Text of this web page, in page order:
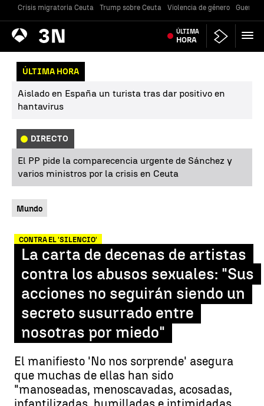
Crisis migratoria Ceuta Trump sobre Ceuta Violencia de género Guerra
Antena
3 Noticias ÚLTIMA
HORA
ÚLTIMA HORA
Aislado en España un turista tras dar positivo en
hantavirus
DIRECTO
El PP pide la comparecencia urgente de Sánchez y
varios ministros por la crisis en Ceuta
Mundo
CONTRA EL 'SILENCIO'
La carta de decenas de artistas
contra los abusos sexuales: "Sus
acciones no seguirán siendo un
secreto susurrado entre
nosotras por miedo"
El manifiesto 'No nos sorprende' asegura
que muchas de ellas han sido
"manoseadas, menoscavadas, acosadas,